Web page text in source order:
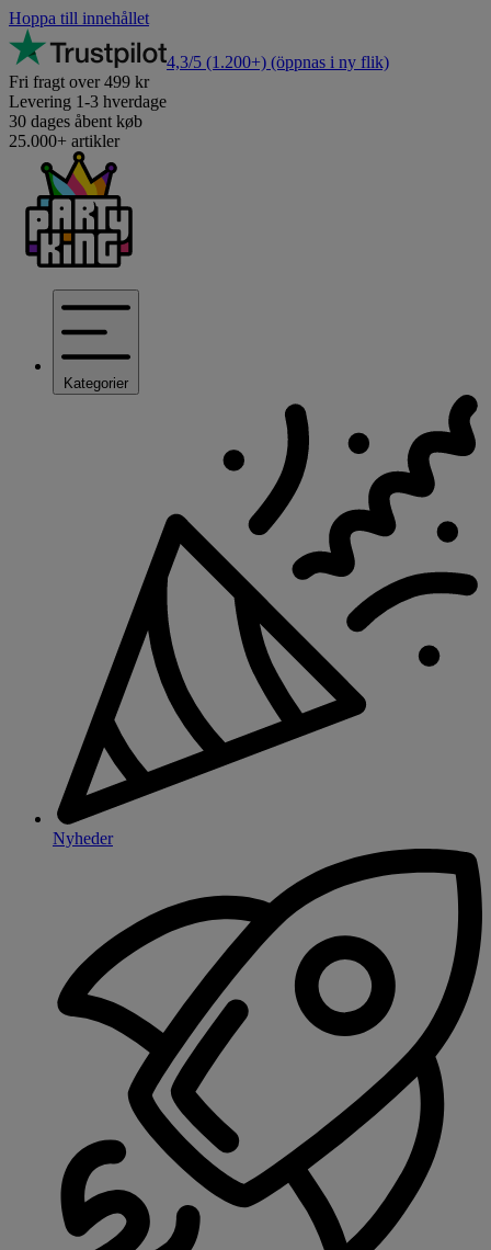
Hoppa till innehållet
4,3/5 (1.200+) (öppnas i ny flik)
Fri fragt over 499 kr
Levering 1-3 hverdage
30 dages åbent køb
25.000+ artikler
Kategorier
Nyheder